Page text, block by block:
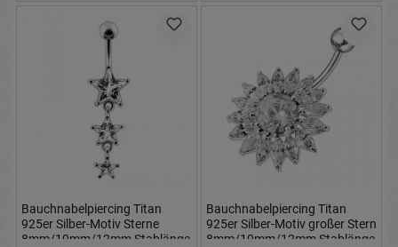
Bauchnabelpiercing Titan
925er Silber-Motiv Sterne
8mm/10mm/12mm Stablänge
Bauchnabelpiercing Titan
925er Silber-Motiv großer Stern
8mm/10mm/12mm Stablänge